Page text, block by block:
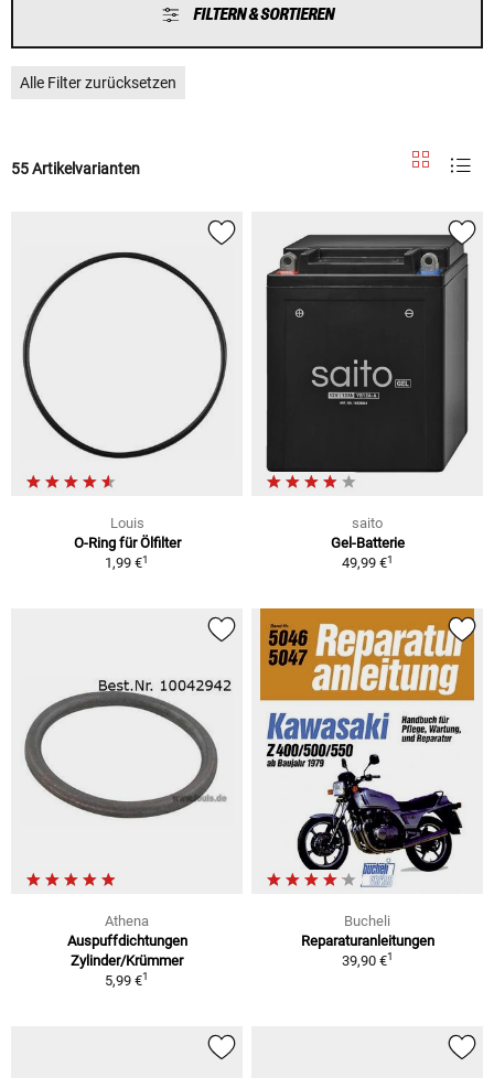
FILTERN & SORTIEREN
Alle Filter zurücksetzen
55 Artikelvarianten
Louis
O-Ring für Ölfilter
1,99 €1
saito
Gel-Batterie
49,99 €1
Athena
Auspuffdichtungen
Zylinder/Krümmer
5,99 €1
Bucheli
Reparaturanleitungen
39,90 €1